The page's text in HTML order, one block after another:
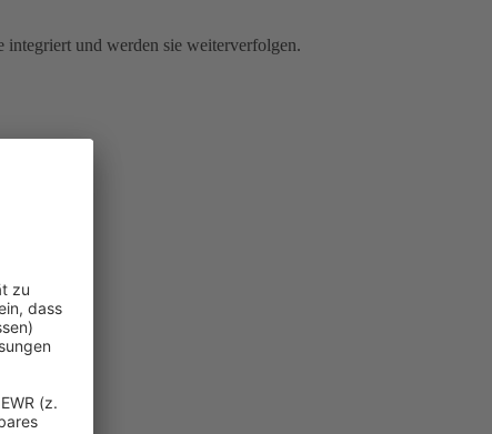
integriert und werden sie weiterverfolgen.